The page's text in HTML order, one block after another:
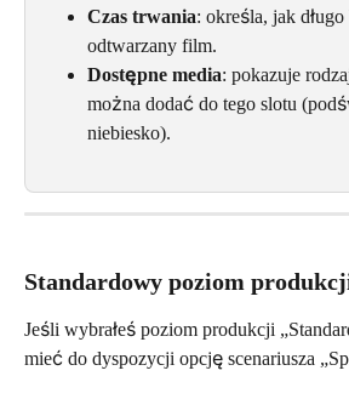
Czas trwania: określa, jak
odtwarzany film.
Dostępne media: pokazuje
można dodać do tego slotu
niebiesko).
Standardowy poziom
Jeśli wybrałeś poziom produkcji
mieć do dyspozycji opcję scenariusza